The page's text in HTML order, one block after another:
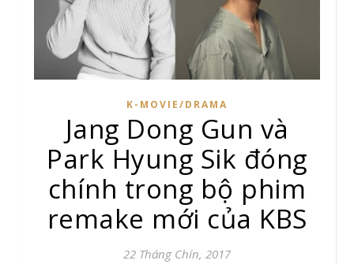
K-MOVIE/DRAMA
Jang Dong Gun và
Park Hyung Sik đóng
chính trong bộ phim
remake mới của KBS
22 Tháng Chín, 2017